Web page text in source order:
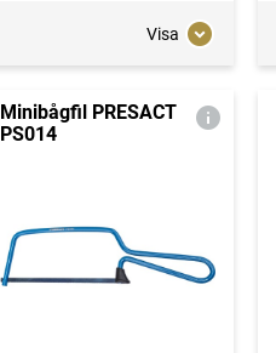
Visa
Minibågfil PRESACT
PS014